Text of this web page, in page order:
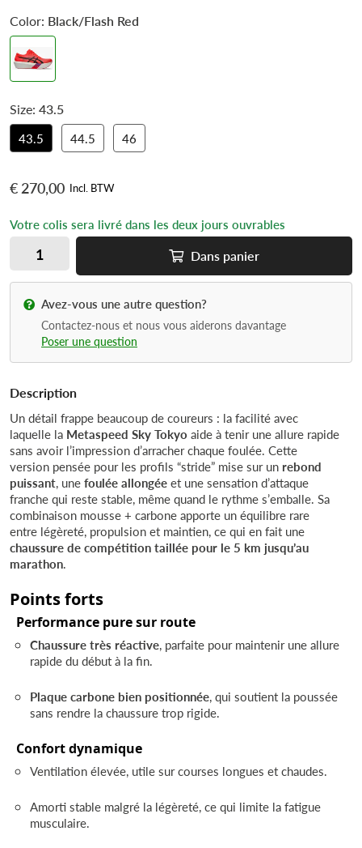
Color: Black/Flash Red
Size: 43.5
43.5 44.5 46
€ 270,00 Incl. BTW
Votre colis sera livré dans les deux jours ouvrables
Dans panier
Avez-vous une autre question?
Contactez-nous et nous vous aiderons davantage
Poser une question
Description
Un détail frappe beaucoup de coureurs : la facilité avec
laquelle la Metaspeed Sky Tokyo aide à tenir une allure rapide
sans avoir l’impression d’arracher chaque foulée. Cette
version pensée pour les profils “stride” mise sur un rebond
puissant, unefoulée allongéeet une sensation d’attaque
franche qui reste stable, même quand le rythme s’emballe. Sa
combinaison mousse + carbone apporte un équilibre rare
entre légèreté, propulsion et maintien, ce qui en fait une
chaussure de compétition taillée pour le 5 km jusqu’au
marathon.
Points forts
Performance pure sur route
Chaussure très réactive, parfaite pour maintenir une allure
rapide du début à la fin.
Plaque carbone bien positionnée, qui soutient la poussée
sans rendre la chaussure trop rigide.
Confort dynamique
Ventilation élevée, utile sur courses longues et chaudes.
Amorti stable malgré la légèreté, ce qui limite la fatigue
musculaire.